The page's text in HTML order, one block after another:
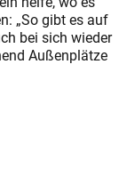
„So gibt es auf
bei sich wieder
Außenplätze